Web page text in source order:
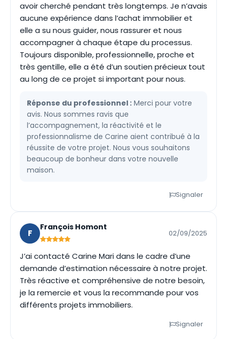
avoir cherché pendant très longtemps. Je n’avais
aucune expérience dans l’achat immobilier et
elle a su nous guider, nous rassurer et nous
accompagner à chaque étape du processus.
Toujours disponible, professionnelle, proche et
très gentille, elle a été d’un soutien précieux tout
au long de ce projet si important pour nous.
Réponse du professionnel : Merci pour votre
avis. Nous sommes ravis que
l’accompagnement, la réactivité et le
professionnalisme de Carine aient contribué à la
réussite de votre projet. Nous vous souhaitons
beaucoup de bonheur dans votre nouvelle
maison.
Signaler
F
François Homont
02/09/2025
J’ai contacté Carine Mari dans le cadre d’une
demande d’estimation nécessaire à notre projet.
Très réactive et compréhensive de notre besoin,
je la remercie et vous la recommande pour vos
différents projets immobiliers.
Signaler